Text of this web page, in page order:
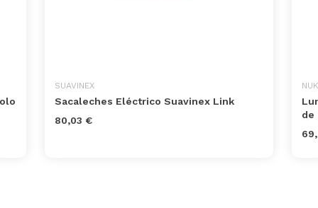
SUAVINEX
Sacaleches Eléctrico Suavinex Link
80,03 €
NUK
de